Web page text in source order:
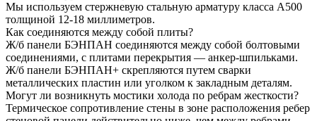
Мы используем стержневую стальную арматуру класса А500
толщиной 12-18 миллиметров.
Как соединяются между собой плиты?
Ж/б панели БЭНПАН соединяются между собой болтовыми
соединениями, с плитами перекрытия — анкер-шпильками.
Ж/б панели БЭНПАН+ скрепляются путем сварки
металлических пластин или уголком к закладным деталям.
Могут ли возникнуть мостики холода по ребрам жесткости?
Термическое сопротивление стены в зоне расположения ребер